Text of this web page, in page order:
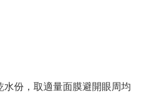
水份，取適量面膜避開眼周均